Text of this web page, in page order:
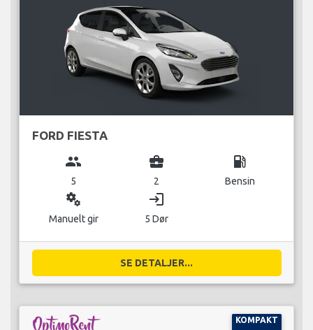
FORD FIESTA
group
5
business_center
2
local_gas_station
Bensin
miscellaneous_services
Manuelt gir
login
5 Dør
SE DETALJER...
KOMPAKT